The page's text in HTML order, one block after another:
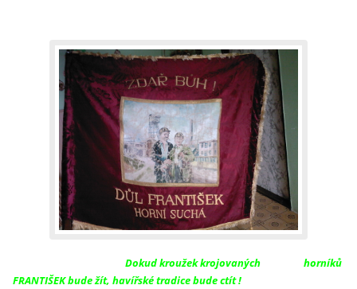
Dokud kroužek krojovaných
horníků
FRANTIŠEK bude žít, havířské tradice bude ctít !